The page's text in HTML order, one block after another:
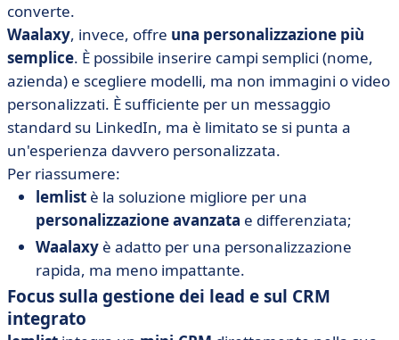
converte.
Waalaxy, invece, offre una personalizzazione più
semplice. È possibile inserire campi semplici (nome,
azienda) e scegliere modelli, ma non immagini o video
personalizzati. È sufficiente per un messaggio
standard su LinkedIn, ma è limitato se si punta a
un'esperienza davvero personalizzata.
Per riassumere:
lemlist è la soluzione migliore per una
personalizzazione avanzata e differenziata;
Waalaxy è adatto per una personalizzazione
rapida, ma meno impattante.
Focus sulla gestione dei lead e sul CRM
integrato